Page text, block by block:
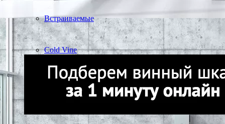
Встраиваемые
Cold Vine